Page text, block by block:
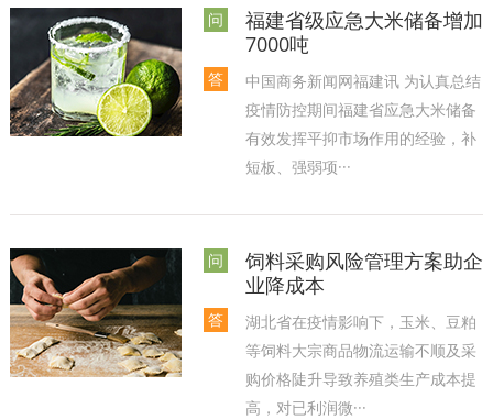
问
福建省级应急大米储备增加
7000吨
答
中国商务新闻网福建讯 为认真总结
疫情防控期间福建省应急大米储备
有效发挥平抑市场作用的经验，补
短板、强弱项···
问
饲料采购风险管理方案助企
业降成本
答
湖北省在疫情影响下，玉米、豆粕
等饲料大宗商品物流运输不顺及采
购价格陡升导致养殖类生产成本提
高，对已利润微···